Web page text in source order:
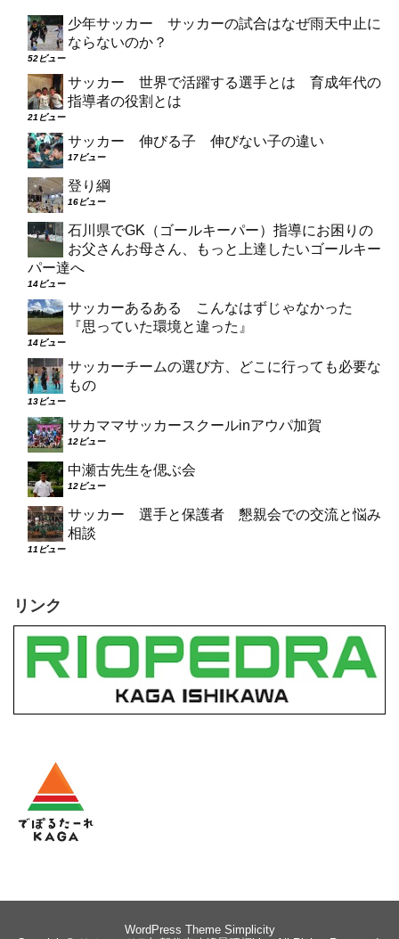
少年サッカー サッカーの試合はなぜ雨天中止に
ならないのか？
52ビュー
サッカー 世界で活躍する選手とは 育成年代の
指導者の役割とは
21ビュー
サッカー 伸びる子 伸びない子の違い
17ビュー
登り綱
16ビュー
石川県でGK（ゴールキーパー）指導にお困りの
お父さんお母さん、もっと上達したいゴールキー
パー達へ
14ビュー
サッカーあるある こんなはずじゃなかった
『思っていた環境と違った』
14ビュー
サッカーチームの選び方、どこに行っても必要な
もの
13ビュー
サカママサッカースクールinアウパ加賀
12ビュー
中瀬古先生を偲ぶ会
12ビュー
サッカー 選手と保護者 懇親会での交流と悩み
相談
11ビュー
リンク
WordPress Theme Simplicity